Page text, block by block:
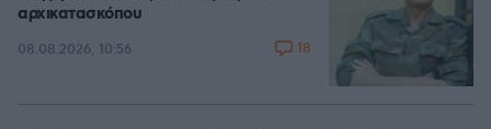
αρχικατασκόπου
08.08.2026, 10:56 18